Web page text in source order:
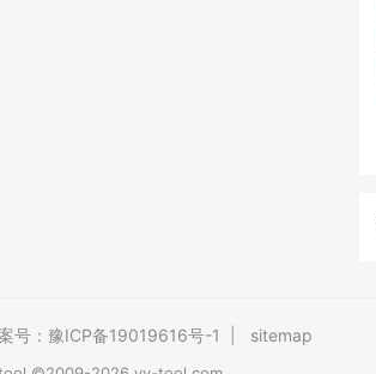
号：豫ICP备19019616号-1 sitemap